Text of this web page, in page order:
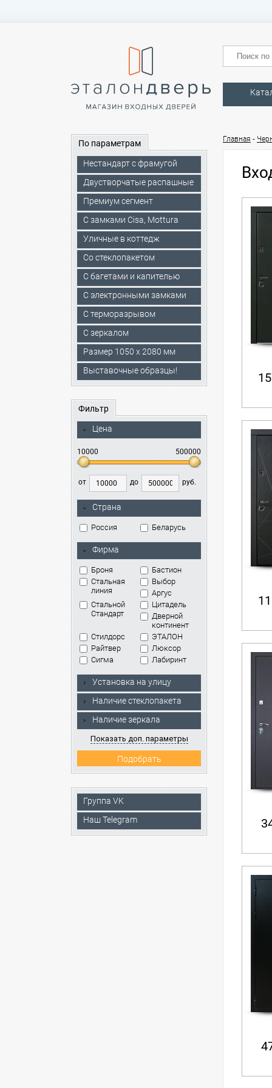
По параметрам
Нестандарт с фрамугой
Двустворчатые распашные
Премиум сегмент
C замками Cisa, Mottura
Уличные в коттедж
Со стеклопакетом
С багетами и капителью
C электронными замками
С терморазрывом
С зеркалом
Размер 1050 х 2080 мм
Выставочные образцы!
Фильтр
Цена
10000 500000
от до руб.
Страна
Россия Беларусь
Фирма
Броня
Бастион
Стальная
линия
Выбор
Аргус
Стальной
Стандарт
Цитадель
Дверной
континент
Стилдорс
ЭТАЛОН
Райтвер
Люксор
Сигма
Лабиринт
Установка на улицу
Наличие стеклопакета
Наличие зеркала
Показать доп. параметры
Группа VK
Наш Telegram
Главная -